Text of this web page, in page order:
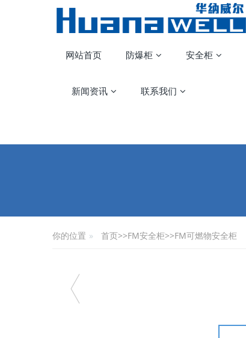
网站首页 防爆柜 安全柜
新闻资讯 联系我们
你的位置 首页>>FM安全柜>>FM可燃物安全柜